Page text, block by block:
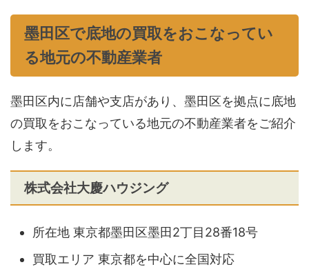
墨田区で底地の買取をおこなってい
る地元の不動産業者
墨田区内に店舗や支店があり、墨田区を拠点に底地
の買取をおこなっている地元の不動産業者をご紹介
します。
株式会社大慶ハウジング
所在地 東京都墨田区墨田2丁目28番18号
買取エリア 東京都を中心に全国対応